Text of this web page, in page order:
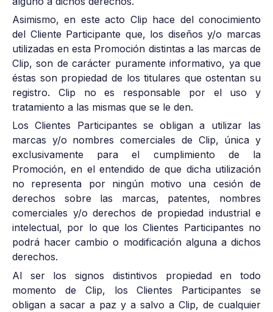
Asimismo, en este acto Clip hace del conocimiento
del Cliente Participante que, los diseños y/o marcas
utilizadas en esta Promoción distintas a las marcas de
Clip, son de carácter puramente informativo, ya que
éstas son propiedad de los titulares que ostentan su
registro. Clip no es responsable por el uso y
tratamiento a las mismas que se le den.
Los Clientes Participantes se obligan a utilizar las
marcas y/o nombres comerciales de Clip, única y
exclusivamente para el cumplimiento de la
Promoción, en el entendido de que dicha utilización
no representa por ningún motivo una cesión de
derechos sobre las marcas, patentes, nombres
comerciales y/o derechos de propiedad industrial e
intelectual, por lo que los Clientes Participantes no
podrá hacer cambio o modificación alguna a dichos
derechos.
Al ser los signos distintivos propiedad en todo
momento de Clip, los Clientes Participantes se
obligan a sacar a paz y a salvo a Clip, de cualquier